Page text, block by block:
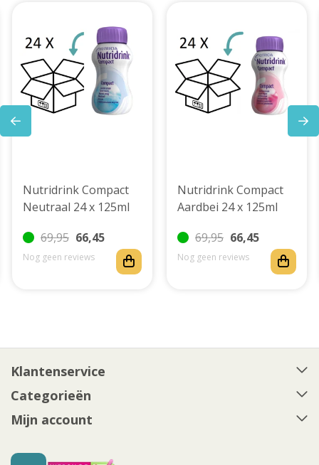
Nutridrink Compact
Neutraal 24 x 125ml
69,95 66,45
Nog geen reviews
Nutridrink Compact
Aardbei 24 x 125ml
69,95 66,45
Nog geen reviews
Klantenservice
Categorieën
Mijn account